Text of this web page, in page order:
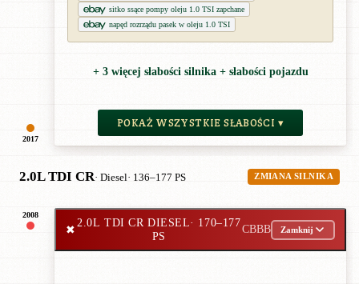
2017
sitko ssące pompy oleju 1.0 TSI zapchane
napęd rozrządu pasek w oleju 1.0 TSI
+ 3 więcej słabości silnika + słabości pojazdu
POKAŻ WSZYSTKIE SŁABOŚCI ▾
2.0L TDI CR· Diesel· 136–177 PS ZMIANA SILNIKA
2008
✖
2.0L TDI CR DIESEL· 170–177
PS
CBBB Zamknij